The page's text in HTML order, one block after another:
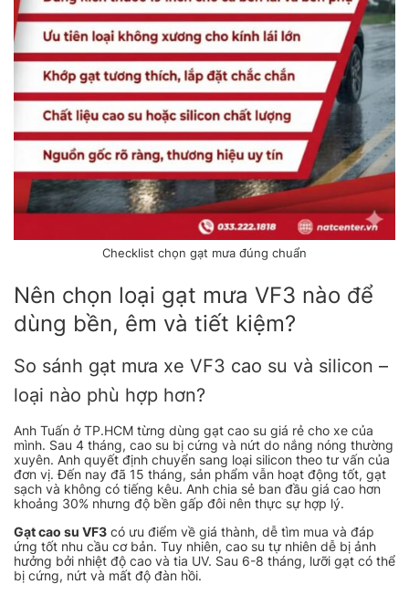
Checklist chọn gạt mưa đúng chuẩn
Nên chọn loại gạt mưa VF3 nào để
dùng bền, êm và tiết kiệm?
So sánh gạt mưa xe VF3 cao su và silicon –
loại nào phù hợp hơn?
Anh Tuấn ở TP.HCM từng dùng gạt cao su giá rẻ cho xe của
mình. Sau 4 tháng, cao su bị cứng và nứt do nắng nóng thường
xuyên. Anh quyết định chuyển sang loại silicon theo tư vấn của
đơn vị. Đến nay đã 15 tháng, sản phẩm vẫn hoạt động tốt, gạt
sạch và không có tiếng kêu. Anh chia sẻ ban đầu giá cao hơn
khoảng 30% nhưng độ bền gấp đôi nên thực sự hợp lý.
Gạt cao su VF3 có ưu điểm về giá thành, dễ tìm mua và đáp
ứng tốt nhu cầu cơ bản. Tuy nhiên, cao su tự nhiên dễ bị ảnh
hưởng bởi nhiệt độ cao và tia UV. Sau 6-8 tháng, lưỡi gạt có thể
bị cứng, nứt và mất độ đàn hồi.